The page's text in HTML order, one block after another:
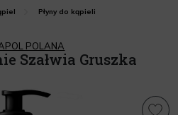
Płyny do kąpieli
POLANA
Szałwia Gruszka